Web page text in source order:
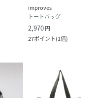
improves
トートバッグ
2,970円
27ポイント(1倍)